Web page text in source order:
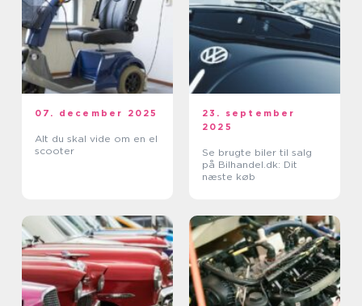
07. december 2025
Alt du skal vide om en el
scooter
23. september
2025
Se brugte biler til salg
på Bilhandel.dk: Dit
næste køb